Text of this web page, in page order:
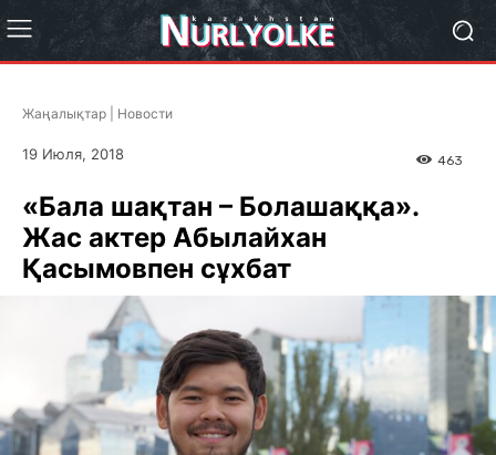
Жаңалықтар | Новости
19 Июля, 2018 463
«Бала шақтан – Болашаққа».
Жас актер Абылайхан
Қасымовпен сұхбат